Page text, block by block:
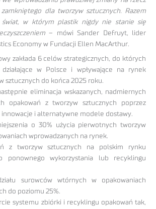
dla tworzyw sztucznych. Razem
świat, w którym plastik nigdy nie stanie się
– mówi Sander Defruyt, lider
Economy w Fundacji Ellen MacArthur.
zakłada 6 celów strategicznych, do których
w Polsce i wpływające na rynek
sztucznych do końca 2025 roku.
eliminacja wskazanych, nadmiernych
opakowań z tworzyw sztucznych poprzez
i alternatywne modele dostawy.
o 30% użycia pierwotnych tworzyw
wprowadzanych na rynek.
z tworzyw sztucznych na polskim rynku
ponownego wykorzystania lub recyklingu
surowców wtórnych w opakowaniach
do poziomu 25%.
systemu zbiórki i recyklingu opakowań tak,